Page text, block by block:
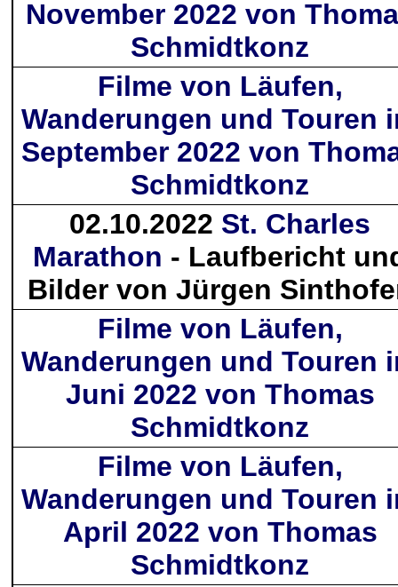
November 2022 von
Schmidtkonz
Filme von Läufen,
Wanderungen und Touren
September 2022 von
Schmidtkonz
02.10.2022 St. Charles
Marathon - Laufbericht
Bilder von Jürgen
Filme von Läufen,
Wanderungen und Touren
Juni 2022 von Thomas
Schmidtkonz
Filme von Läufen,
Wanderungen und Touren
April 2022 von Thomas
Schmidtkonz